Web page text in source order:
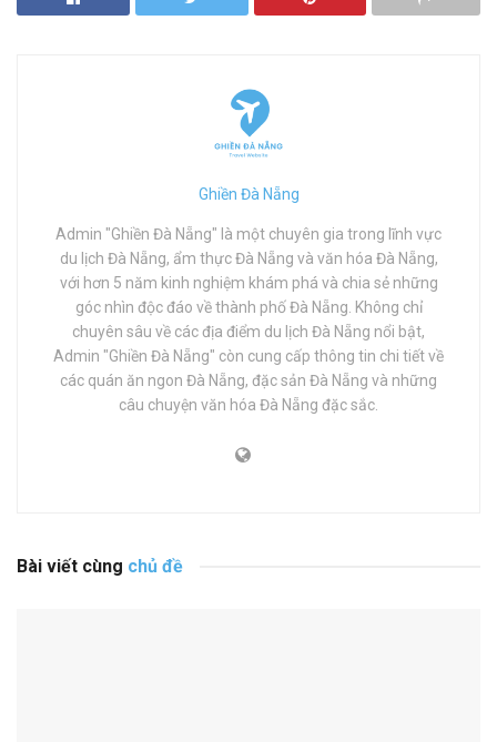
Ghiền Đà Nẵng
Admin "Ghiền Đà Nẵng" là một chuyên gia trong lĩnh vực
du lịch Đà Nẵng, ẩm thực Đà Nẵng và văn hóa Đà Nẵng,
với hơn 5 năm kinh nghiệm khám phá và chia sẻ những
góc nhìn độc đáo về thành phố Đà Nẵng. Không chỉ
chuyên sâu về các địa điểm du lịch Đà Nẵng nổi bật,
Admin "Ghiền Đà Nẵng" còn cung cấp thông tin chi tiết về
các quán ăn ngon Đà Nẵng, đặc sản Đà Nẵng và những
câu chuyện văn hóa Đà Nẵng đặc sắc.
Bài viết cùng chủ đề